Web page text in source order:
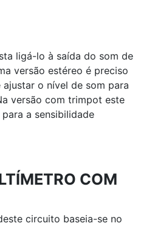
ligá-lo à saída do som de
versão estéreo é preciso
o nível de som para
versão com trimpot este
a sensibilidade
COM
circuito baseia-se no